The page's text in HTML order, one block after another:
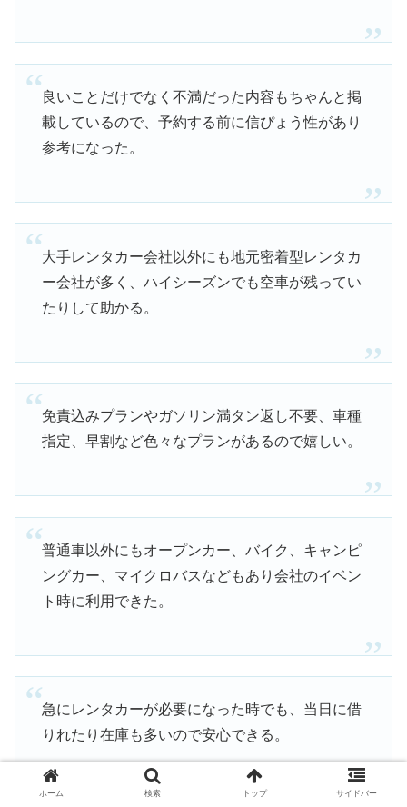
良いことだけでなく不満だった内容もちゃんと掲
載しているので、予約する前に信ぴょう性があり
参考になった。
大手レンタカー会社以外にも地元密着型レンタカ
ー会社が多く、ハイシーズンでも空車が残ってい
たりして助かる。
免責込みプランやガソリン満タン返し不要、車種
指定、早割など色々なプランがあるので嬉しい。
普通車以外にもオープンカー、バイク、キャンピ
ングカー、マイクロバスなどもあり会社のイベン
ト時に利用できた。
急にレンタカーが必要になった時でも、当日に借
りれたり在庫も多いので安心できる。
ホーム 検索 トップ サイドバー